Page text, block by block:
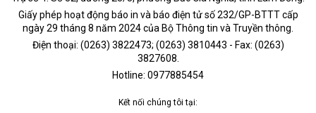
Giấy phép hoạt động báo in và báo điện tử số 232/GP-BTTT cấp
ngày 29 tháng 8 năm 2024 của Bộ Thông tin và Truyền thông.
Điện thoại: (0263) 3822473; (0263) 3810443 - Fax: (0263)
3827608.
Hotline: 0977885454
Kết nối chúng tôi tại: